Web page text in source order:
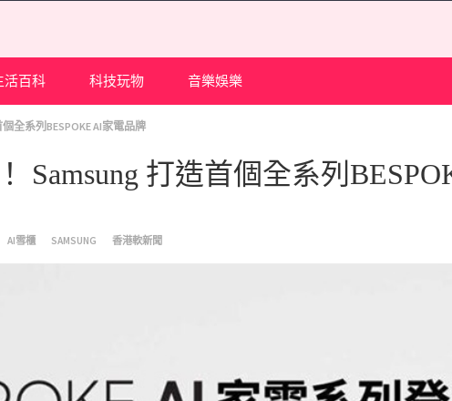
活百科 科技玩物 音樂娛樂
全系列BESPOKE AI家電品牌
Samsung 打造首個全系列
AI雪櫃 SAMSUNG 香港軟新聞